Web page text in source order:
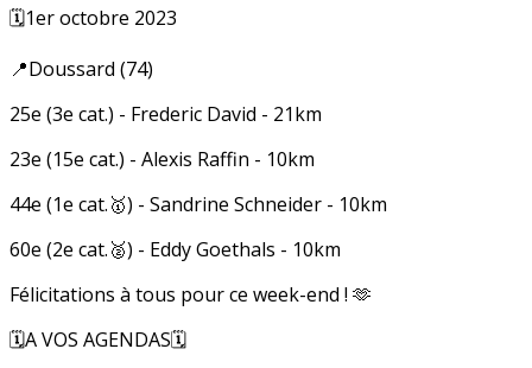
🗓️1er octobre 2023
📍Doussard (74)
25e (3e cat.) - Frederic David - 21km
23e (15e cat.) - Alexis Raffin - 10km
44e (1e cat.🥇) - Sandrine Schneider - 10km
60e (2e cat.🥈) - Eddy Goethals - 10km
Félicitations à tous pour ce week-end ! 🫶
🗓️A VOS AGENDAS🗓️